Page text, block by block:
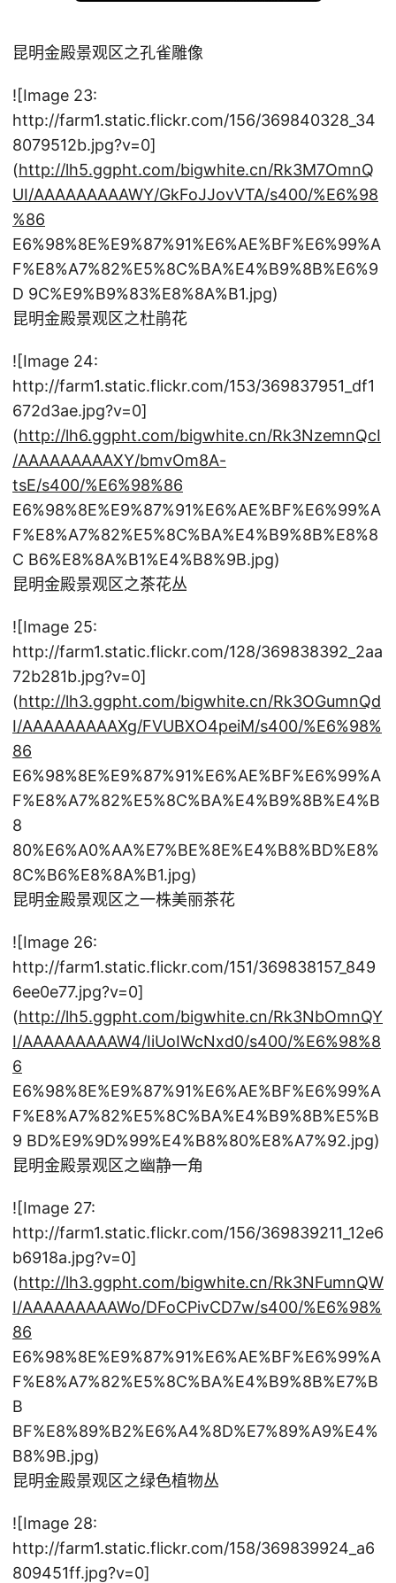
昆明金殿景观区之孔雀雕像
![Image 23:
http://farm1.static.flickr.com/156/369840328_34
8079512b.jpg?v=0]
(http://lh5.ggpht.com/bigwhite.cn/Rk3M7OmnQ
UI/AAAAAAAAAWY/GkFoJJovVTA/s400/%E6%98
%86
E6%98%8E%E9%87%91%E6%AE%BF%E6%99%A
F%E8%A7%82%E5%8C%BA%E4%B9%8B%E6%9
D 9C%E9%B9%83%E8%8A%B1.jpg)
昆明金殿景观区之杜鹃花
![Image 24:
http://farm1.static.flickr.com/153/369837951_df1
672d3ae.jpg?v=0]
(http://lh6.ggpht.com/bigwhite.cn/Rk3NzemnQcI
/AAAAAAAAAXY/bmvOm8A-
tsE/s400/%E6%98%86
E6%98%8E%E9%87%91%E6%AE%BF%E6%99%A
F%E8%A7%82%E5%8C%BA%E4%B9%8B%E8%8
C B6%E8%8A%B1%E4%B8%9B.jpg)
昆明金殿景观区之茶花丛
![Image 25:
http://farm1.static.flickr.com/128/369838392_2aa
72b281b.jpg?v=0]
(http://lh3.ggpht.com/bigwhite.cn/Rk3OGumnQd
I/AAAAAAAAAXg/FVUBXO4peiM/s400/%E6%98%
86
E6%98%8E%E9%87%91%E6%AE%BF%E6%99%A
F%E8%A7%82%E5%8C%BA%E4%B9%8B%E4%B
8
80%E6%A0%AA%E7%BE%8E%E4%B8%BD%E8%
8C%B6%E8%8A%B1.jpg)
昆明金殿景观区之一株美丽茶花
![Image 26:
http://farm1.static.flickr.com/151/369838157_849
6ee0e77.jpg?v=0]
(http://lh5.ggpht.com/bigwhite.cn/Rk3NbOmnQY
I/AAAAAAAAAW4/IiUoIWcNxd0/s400/%E6%98%8
6
E6%98%8E%E9%87%91%E6%AE%BF%E6%99%A
F%E8%A7%82%E5%8C%BA%E4%B9%8B%E5%B
9 BD%E9%9D%99%E4%B8%80%E8%A7%92.jpg)
昆明金殿景观区之幽静一角
![Image 27:
http://farm1.static.flickr.com/156/369839211_12e6
b6918a.jpg?v=0]
(http://lh3.ggpht.com/bigwhite.cn/Rk3NFumnQW
I/AAAAAAAAAWo/DFoCPivCD7w/s400/%E6%98%
86
E6%98%8E%E9%87%91%E6%AE%BF%E6%99%A
F%E8%A7%82%E5%8C%BA%E4%B9%8B%E7%B
B
BF%E8%89%B2%E6%A4%8D%E7%89%A9%E4%
B8%9B.jpg)
昆明金殿景观区之绿色植物丛
![Image 28:
http://farm1.static.flickr.com/158/369839924_a6
809451ff.jpg?v=0]